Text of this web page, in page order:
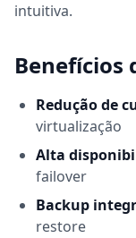
intuitiva.
Benefícios
Redução de
virtualização
Alta
failover
Backup
restore